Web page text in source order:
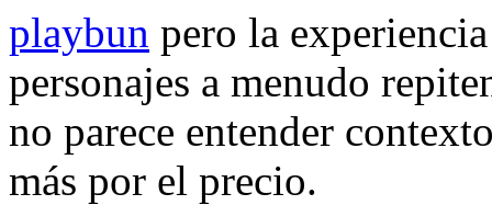
playbun pero la
personajes a menudo
no parece entender
más por el precio.